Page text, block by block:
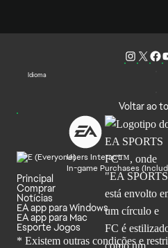
Idioma
Voltar ao
Users Interact
In-game Purchases
Principal
Comprar
Notícias
EA app para Windows
EA app para Mac
Esporte Jogos
* Existem outras condições e